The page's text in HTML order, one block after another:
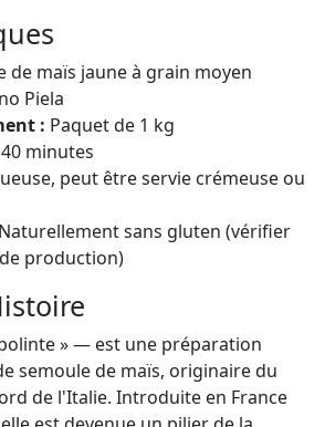
de maïs jaune à grain moyen
Piela
: Paquet de 1 kg
minutes
peut être servie crémeuse ou
Naturellement sans gluten (vérifier
production)
» — est une préparation
semoule de maïs, originaire du
de l'Italie. Introduite en France